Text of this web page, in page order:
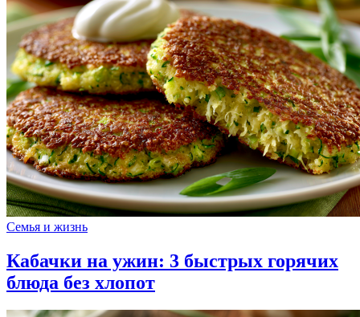
Семья и жизнь
Кабачки на ужин: 3 быстрых горячих
блюда без хлопот